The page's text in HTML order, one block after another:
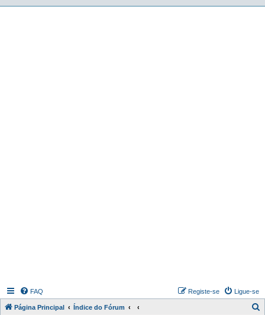
FAQ Ligue-se
Registe-se
Página Principal Índice do Fórum